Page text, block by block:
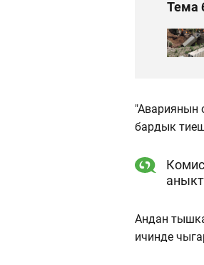
Тема
"Авариянын
бардык
Андан
ичинде